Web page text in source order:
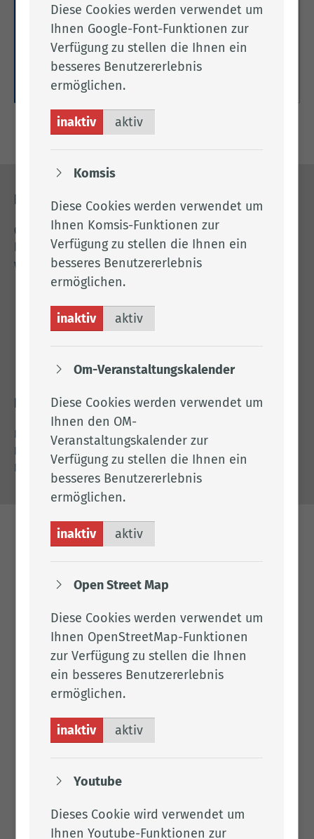
Allgemeinverfügungen
Hier finden Sie die dauerhaft geltenden
tierseuchenrechtlichen Allgemeinverfügungen.
Weitere Informationen
Kontakt
04471 15 0
kreishaus@lkclp.de
www.lkclp.de
Landkreis Cloppenburg
Eschstr. 29
49661 Cloppenburg
Rechtliches
Impressum
Datenschutz
Barrierefreiheit
Diese Cookies werden verwendet um
Ihnen Google-Font-Funktionen zur
Verfügung zu stellen die Ihnen ein
besseres Benutzererlebnis
ermöglichen.
inaktiv aktiv
Komsis
Diese Cookies werden verwendet um
Ihnen Komsis-Funktionen zur
Verfügung zu stellen die Ihnen ein
besseres Benutzererlebnis
ermöglichen.
inaktiv aktiv
Om-Veranstaltungskalender
Diese Cookies werden verwendet um
Ihnen den OM-
Veranstaltungskalender zur
Verfügung zu stellen die Ihnen ein
besseres Benutzererlebnis
ermöglichen.
inaktiv aktiv
Open Street Map
Diese Cookies werden verwendet um
Ihnen OpenStreetMap-Funktionen
zur Verfügung zu stellen die Ihnen
ein besseres Benutzererlebnis
ermöglichen.
inaktiv aktiv
Youtube
Dieses Cookie wird verwendet um
Ihnen Youtube-Funktionen zur